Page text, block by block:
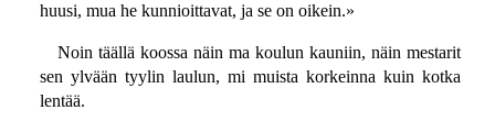
huusi, mua he kunnioittavat, ja se on oikein.»
Noin täällä koossa näin ma koulun kauniin, näin mestarit
sen ylvään tyylin laulun, mi muista korkeinna kuin kotka
lentää.